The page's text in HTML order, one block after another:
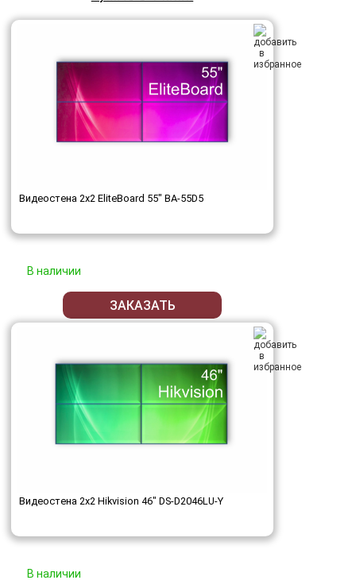
Видеостена 2x2 EliteBoard 55" BA-55D5
В наличии
ЗАКАЗАТЬ
Видеостена 2x2 Hikvision 46" DS-D2046LU-Y
В наличии